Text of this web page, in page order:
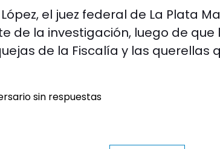
el juez federal de La Plata
de la investigación, luego de que
de la Fiscalía y las querellas